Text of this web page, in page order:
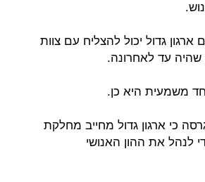
גדול יכול להצליח עם צוות
שהיה עד לאחרונה.
משמעית היא כן.
כי ארגון גדול מחייב מחלקת
לנהל את ההון האנושי